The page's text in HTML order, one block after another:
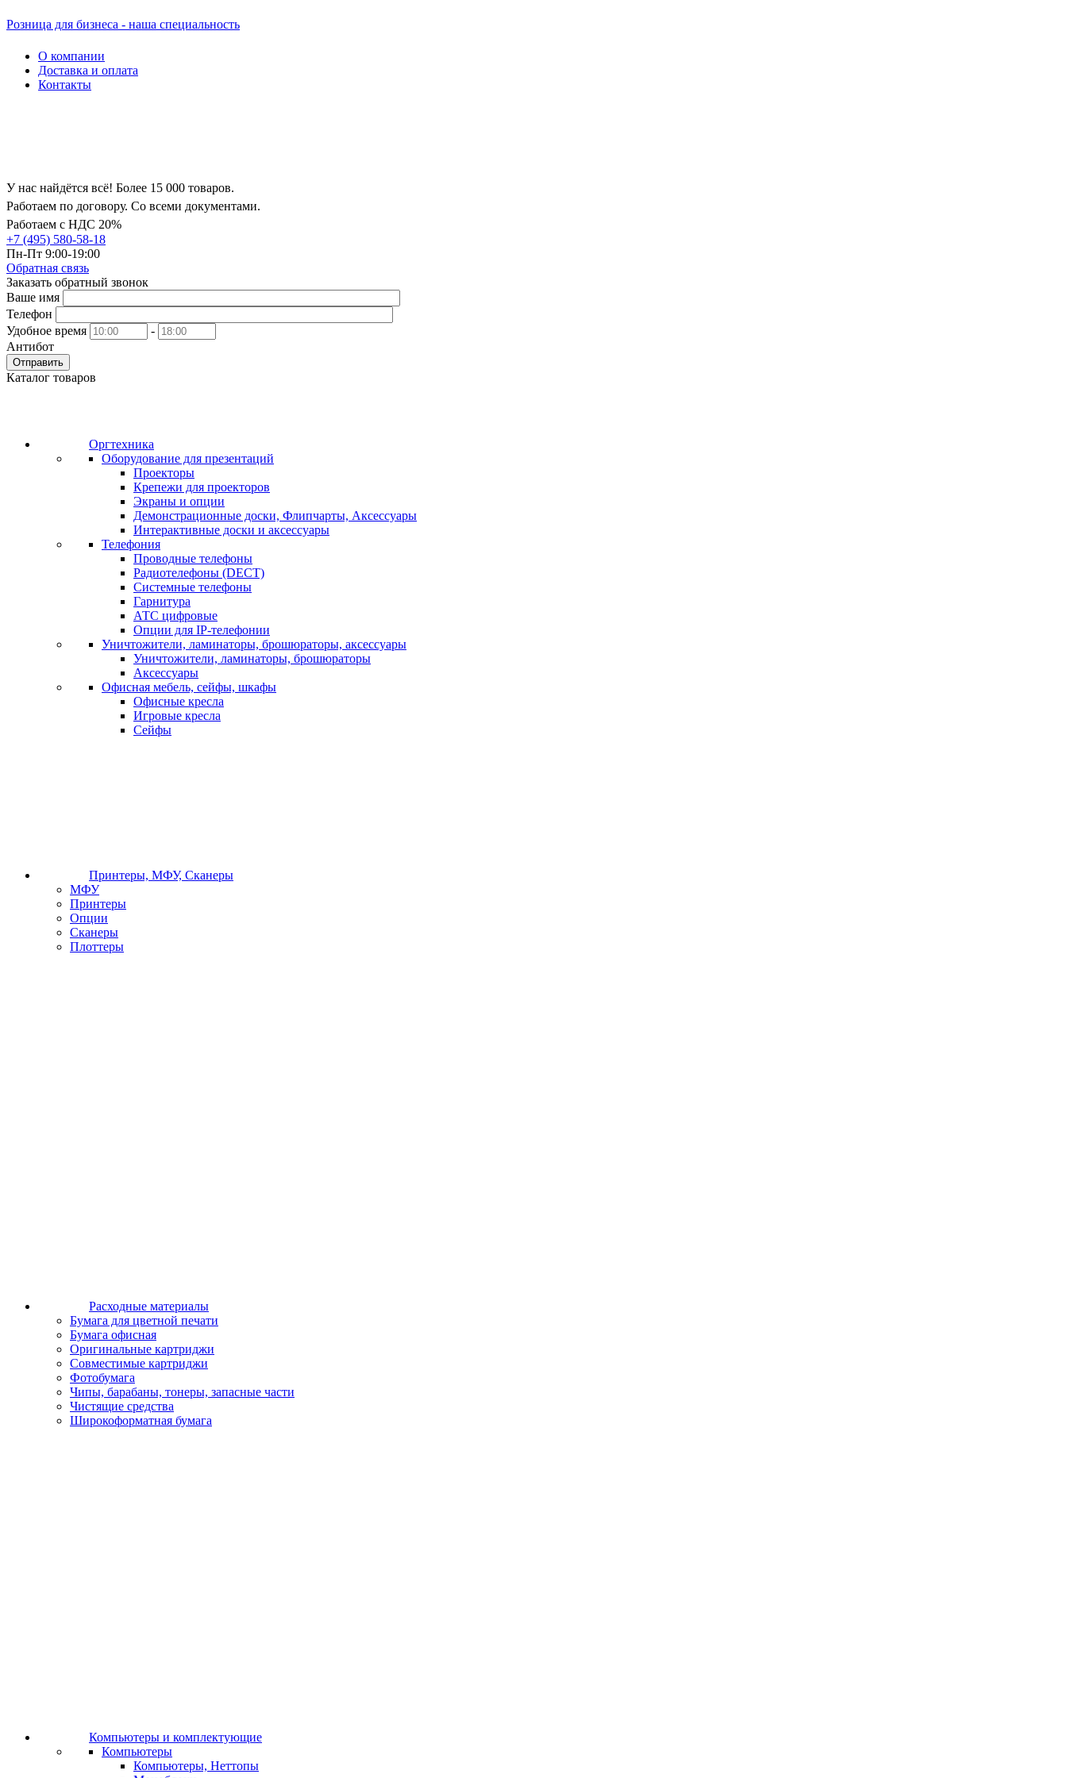
Розница для бизнеса - наша специальность
О компании
Доставка и оплата
Контакты
У нас найдётся всё! Более 15 000 товаров.
Работаем по договору. Со всеми документами.
Работаем с НДС 20%
+7 (495) 580-58-18
Пн-Пт 9:00-19:00
Обратная связь
Заказать обратный звонок
Ваше имя
Телефон
Удобное время
-
Антибот
Отправить
Каталог товаров
Оргтехника
Оборудование для презентаций
Проекторы
Крепежи для проекторов
Экраны и опции
Демонстрационные доски, Флипчарты, Аксессуары
Интерактивные доски и аксессуары
Телефония
Проводные телефоны
Радиотелефоны (DECT)
Системные телефоны
Гарнитура
АТС цифровые
Опции для IP-телефонии
Уничтожители, ламинаторы, брошюраторы, аксессуары
Уничтожители, ламинаторы, брошюраторы
Аксессуары
Офисная мебель, сейфы, шкафы
Офисные кресла
Игровые кресла
Сейфы
Принтеры, МФУ, Сканеры
МФУ
Принтеры
Опции
Сканеры
Плоттеры
Расходные материалы
Бумага для цветной печати
Бумага офисная
Оригинальные картриджи
Совместимые картриджи
Фотобумага
Чипы, барабаны, тонеры, запасные части
Чистящие средства
Широкоформатная бумага
Компьютеры и комплектующие
Компьютеры
Компьютеры, Неттопы